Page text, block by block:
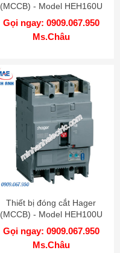
(MCCB) - Model HEH160U
Gọi ngay: 0909.067.950
Ms.Châu
Thiết bị đóng cắt Hager
(MCCB) - Model HEH100U
Gọi ngay: 0909.067.950
Ms.Châu